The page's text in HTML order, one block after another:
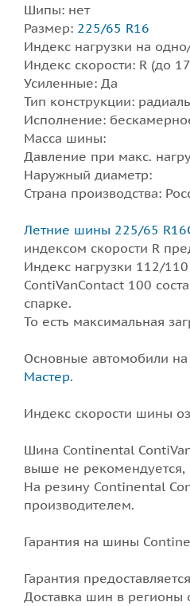
Шипы: нет
Размер: 225/65 R16
Индекс нагрузки на
Индекс скорости: R (до
Усиленные: Да
Тип конструкции:
Исполнение:
Масса шины:
Давление при макс.
Наружный диаметр:
Страна производства:
Летние шины 225/65
индексом скорости R
Индекс нагрузки 112/
ContiVanContact 100
спарке.
То есть максимальная
Основные автомобили
Мастер.
Индекс скорости шины
Шина Continental
выше не рекомендуется,
На резину Continental
производителем.
Гарантия на шины
Гарантия
Доставка шин в регионы